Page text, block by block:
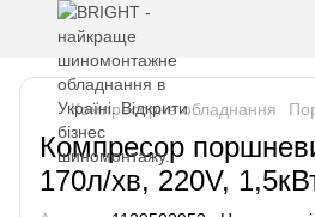
Компресорне обладнання
Компресор
170л/хв, 220V,